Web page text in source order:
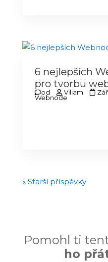
6 nejlepších
pro tvorbu
od Viliam
Webnode
« Starší příspěvky
Pomohl ti
ho